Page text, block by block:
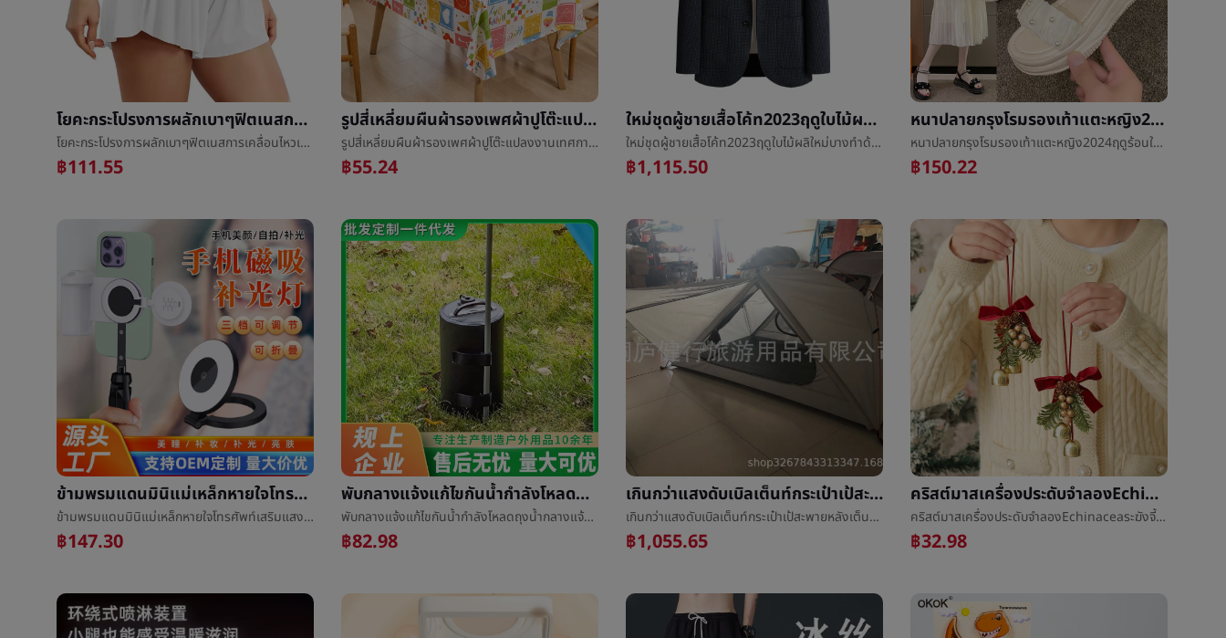
โยคะกระโปรงการผลักเบาๆฟิตเนสการเคลื่อนไหวเทนนิสกระโปรงการผลักเบาๆกางเกงขาสั้นหญิงข้ามพรมแดนฤดูร้อนความเร็วแห้งต่อต้านไปแสงโยคะกระโปรง
โยคะกระโปรงการผลักเบาๆฟิตเนสการเคลื่อนไหวเทนนิสกระโปรงการผลักเบาๆกางเกงขาสั้นหญิงข้ามพรมแดนฤดูร้อนความเร็วแห้งต่อต้านไปแสงโยคะกระโปรง
฿111.55
รูปสี่เหลี่ยมผืนผ้ารองเพศผ้าปูโต๊ะแปลงงานเทศกาลงานเลี้ยงคริสต์มาสพลาสติกอาหารผ้าโรงแรมตกอยู่ในค่ายโต๊ะกลม
รูปสี่เหลี่ยมผืนผ้ารองเพศผ้าปูโต๊ะแปลงงานเทศกาลงานเลี้ยงคริสต์มาสพลาสติกอาหารผ้าโรงแรมตกอยู่ในค่ายโต๊ะกลม
฿55.24
ใหม่ชุดผู้ชายเสื้อโค้ท2023ฤดูใบไม้ผลิใหม่บางทำด้วยผ้าขนสัตว์งานLeisureขนสัตว์หนาKonishiแต่งตัว
ใหม่ชุดผู้ชายเสื้อโค้ท2023ฤดูใบไม้ผลิใหม่บางทำด้วยผ้าขนสัตว์งานLeisureขนสัตว์หนาKonishiแต่งตัว
฿1,115.50
หนาปลายกรุงโรมรองเท้าแตะหญิง2024ฤดูร้อนใหม่นางฟ้าลมไข่มุกน้ำค้างนิ้วเท้าแบนinsน้ำขึ้นน้ำลงLeisureรองเท้าแตะ
หนาปลายกรุงโรมรองเท้าแตะหญิง2024ฤดูร้อนใหม่นางฟ้าลมไข่มุกน้ำค้างนิ้วเท้าแบนinsน้ำขึ้นน้ำลงLeisureรองเท้าแตะ
฿150.22
ข้ามพรมแดนมินิแม่เหล็กหายใจโทรศัพท์เสริมแสงแสงเหมาะสมแม่เหล็กหายใจโทรศัพท์ถ่ายภาพการถ่ายภาพยืนเสริมแสงแสงพิมพ์logo
ข้ามพรมแดนมินิแม่เหล็กหายใจโทรศัพท์เสริมแสงแสงเหมาะสมแม่เหล็กหายใจโทรศัพท์ถ่ายภาพการถ่ายภาพยืนเสริมแสงแสงพิมพ์logo
฿147.30
พับกลางแจ้งแก้ไขกันน้ำกำลังโหลดถุงน้ำกลางแจ้งเต็นท์แก้ไขถุงน้ำครัวเรือนยืนดอกไม้แก้ไขกันน้ำถุง
พับกลางแจ้งแก้ไขกันน้ำกำลังโหลดถุงน้ำกลางแจ้งเต็นท์แก้ไขถุงน้ำครัวเรือนยืนดอกไม้แก้ไขกันน้ำถุง
฿82.98
เกินกว่าแสงดับเบิลเต็นท์กระเป๋าเป้สะพายหลังเต็นท์ï¼แรดแสงéแคมป์ปิ้งเต็นท์ï¼ดับเบิลเกินกว่าแสงเสาเต็นท์
เกินกว่าแสงดับเบิลเต็นท์กระเป๋าเป้สะพายหลังเต็นท์ï¼แรดแสงéแคมป์ปิ้งเต็นท์ï¼ดับเบิลเกินกว่าแสงเสาเต็นท์
฿1,055.65
คริสต์มาสเครื่องประดับจำลองEchinaceaระฆังจี้คริสต์มาสรถแขวนผลไม้เล็กๆเถาวัลย์วงกลมเล็กพวงมาลัยนางแกรี่เล็กพวงมาลัย
คริสต์มาสเครื่องประดับจำลองEchinaceaระฆังจี้คริสต์มาสรถแขวนผลไม้เล็กๆเถาวัลย์วงกลมเล็กพวงมาลัยนางแกรี่เล็กพวงมาลัย
฿32.98